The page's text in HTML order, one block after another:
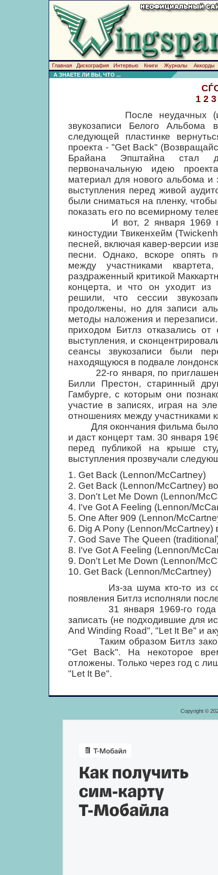
Главная Дискография Интервью Книги Журналы
Аккорды
А ЗНАЕТЕ ЛИ ВЫ, ЧТО ...
1 2 3
После неудачных (из-за
звукозаписи Белого
следующей пластинке
проекта - "Get Back"
Брайана Эпштайна стал
первоначальную идею
материал для нового альбома и
выступления перед живой
были сниматься на пленку,
показать его по всемирному
И вот, 2 января 1969
киностудии Твикенхейм
песней, включая кавер-версии
песни. Однако, вскоре опять
между участниками
раздраженный критикой
концерта, и что он уходит из
решили, что сессии
продолжены, но для записи
методы наложения и
приходом Битлз отказались от
выступления, и
сеансы звукозаписи были
находящуюся в подвале
22-го января, по
Билли Престон, старинный
Гамбурге, с которым они
участие в записях, играя на
отношениях между участниками
Для окончания фильма было
и даст концерт там. 30 января
перед публикой на крыше
выступления прозвучали
1. Get Back (Lennon/McCartney)
2. Get Back (Lennon/McCartney)
3. Don't Let Me Down (Lennon/
4. I've Got A Feeling (Lennon/
5. One After 909 (Lennon/
6. Dig A Pony (Lennon/
7. God Save The Queen
8. I've Got A Feeling (Lennon/
9. Don't Let Me Down (Lennon/
10. Get Back (Lennon/McCartney)
Из-за шума кто-то из
появления Битлз исполняли
31 января 1969-го года
записать (не подходившие для
And Winding Road", "Let It Be" и
Таким образом Битлз
"Get Back". На некоторое
отложены. Только через год с
"Let It Be".
Copyright ©